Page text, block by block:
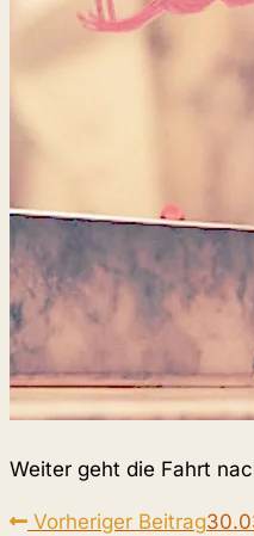
Weiter geht die Fahrt
Weitere
Vorheriger Beitrag